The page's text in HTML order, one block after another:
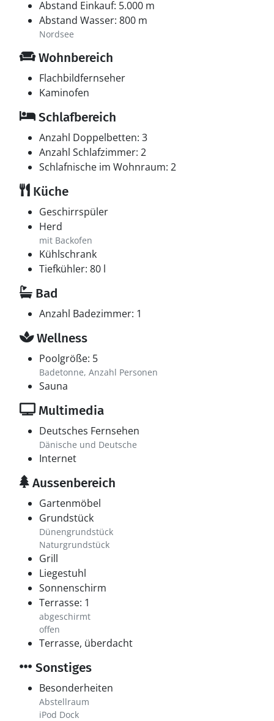
Abstand Einkauf: 5.000 m
Abstand Wasser: 800 m
Nordsee
Wohnbereich
Flachbildfernseher
Kaminofen
Schlafbereich
Anzahl Doppelbetten: 3
Anzahl Schlafzimmer: 2
Schlafnische im Wohnraum: 2
Küche
Geschirrspüler
Herd
mit Backofen
Kühlschrank
Tiefkühler: 80 l
Bad
Anzahl Badezimmer: 1
Wellness
Poolgröße: 5
Badetonne, Anzahl Personen
Sauna
Multimedia
Deutsches Fernsehen
Dänische und Deutsche
Internet
Aussenbereich
Gartenmöbel
Grundstück
Dünengrundstück
Naturgrundstück
Grill
Liegestuhl
Sonnenschirm
Terrasse: 1
abgeschirmt
offen
Terrasse, überdacht
Sonstiges
Besonderheiten
Abstellraum
iPod Dock